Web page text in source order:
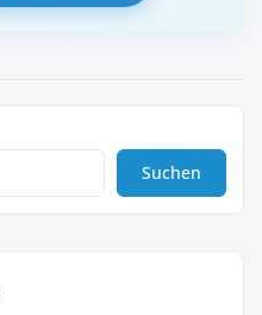
Suchen